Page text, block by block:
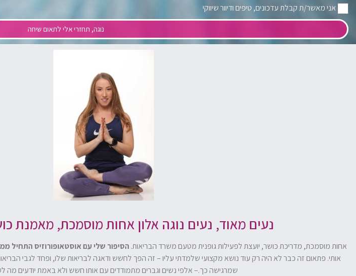
אני מאשר/ת קבלת עדכונים, טיפים ודיוור שיווקי
נוגה, תחזרי אלי לתאום שיחה
נעים מאוד, נעים נוגה אלון אחות מוסמכת, מאמנת
אחות מוסמכת, מדריכת כושר, יועצת לפעילות גופנית מטעם משרד הבריאות. הסיפור שלי עם אוסטאופורוזיס התחיל
אותי. פתאום זה כבר לא היה רק עוד נושא מקצועי שלמדתי עליו – זה הפך לחשש ודאגה לבריאות שלו, ופחד לגבי
שמרגישה כך.– אלפי נשים וגברים מתמודדים עם אותו חשש ולא באמת יודעים מה